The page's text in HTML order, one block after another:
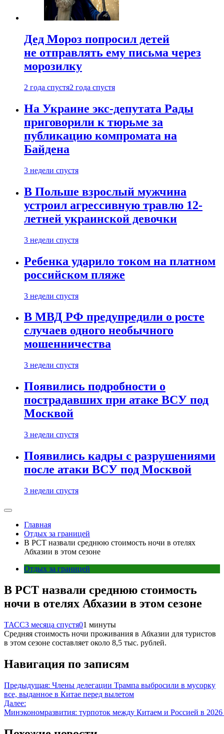
Дед Мороз попросил детей
не отправлять ему письма через
морозилку
2 года спустя2 года спустя
На Украине экс-депутата Рады
приговорили к тюрьме за
публикацию компромата на
Байдена
3 недели спустя
В Польше взрослый мужчина
устроил агрессивную травлю 12-
летней украинской девочки
3 недели спустя
Ребенка ударило током на платном
российском пляже
3 недели спустя
В МВД РФ предупредили о росте
случаев одного необычного
мошенничества
3 недели спустя
Появились подробности о
пострадавших при атаке ВСУ под
Москвой
3 недели спустя
Появились кадры с разрушениями
после атаки ВСУ под Москвой
3 недели спустя
Главная
Отдых за границей
В РСТ назвали среднюю стоимость ночи в отелях
Абхазии в этом сезоне
Отдых за границей
В РСТ назвали среднюю стоимость
ночи в отелях Абхазии в этом сезоне
ТАСС3 месяца спустя01 минуты
Средняя стоимость ночи проживания в Абхазии для туристов
в этом сезоне составляет около 8,5 тыс. рублей.
Навигация по записям
Предыдущая: Члены делегации Трампа выбросили в мусорку
все, выданное в Китае перед вылетом
Далее:
Минэкономразвития: турпоток между Китаем и Россией в 2026